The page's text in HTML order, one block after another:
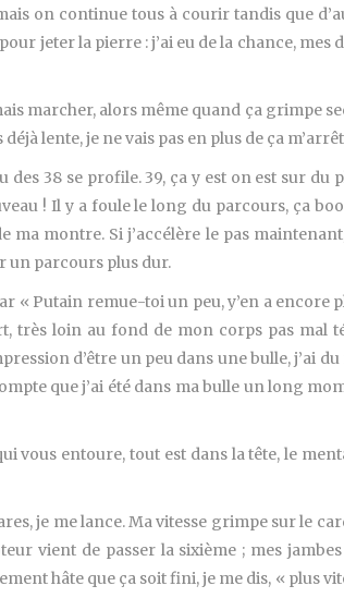
on continue tous à courir tandis que
jeter la pierre : j’ai eu de la chance,
marcher, alors même quand ça grimpe
lente, je ne vais pas en plus de ça
38 se profile. 39, ça y est on est sur du
! Il y a foule le long du parcours, ça
montre. Si j’accélère le pas
un parcours plus dur.
« Putain remue-toi un peu, y’en a
très loin au fond de mon corps pas mal
d’être un peu dans une bulle, j’ai
que j’ai été dans ma bulle un long
vous entoure, tout est dans la tête, le
je me lance. Ma vitesse grimpe sur le
vient de passer la sixième ; mes
hâte que ça soit fini, je me dis, « plus